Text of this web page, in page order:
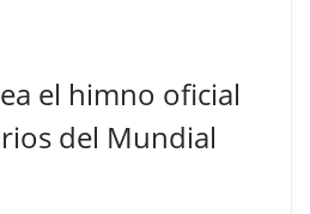
el himno oficial
del Mundial